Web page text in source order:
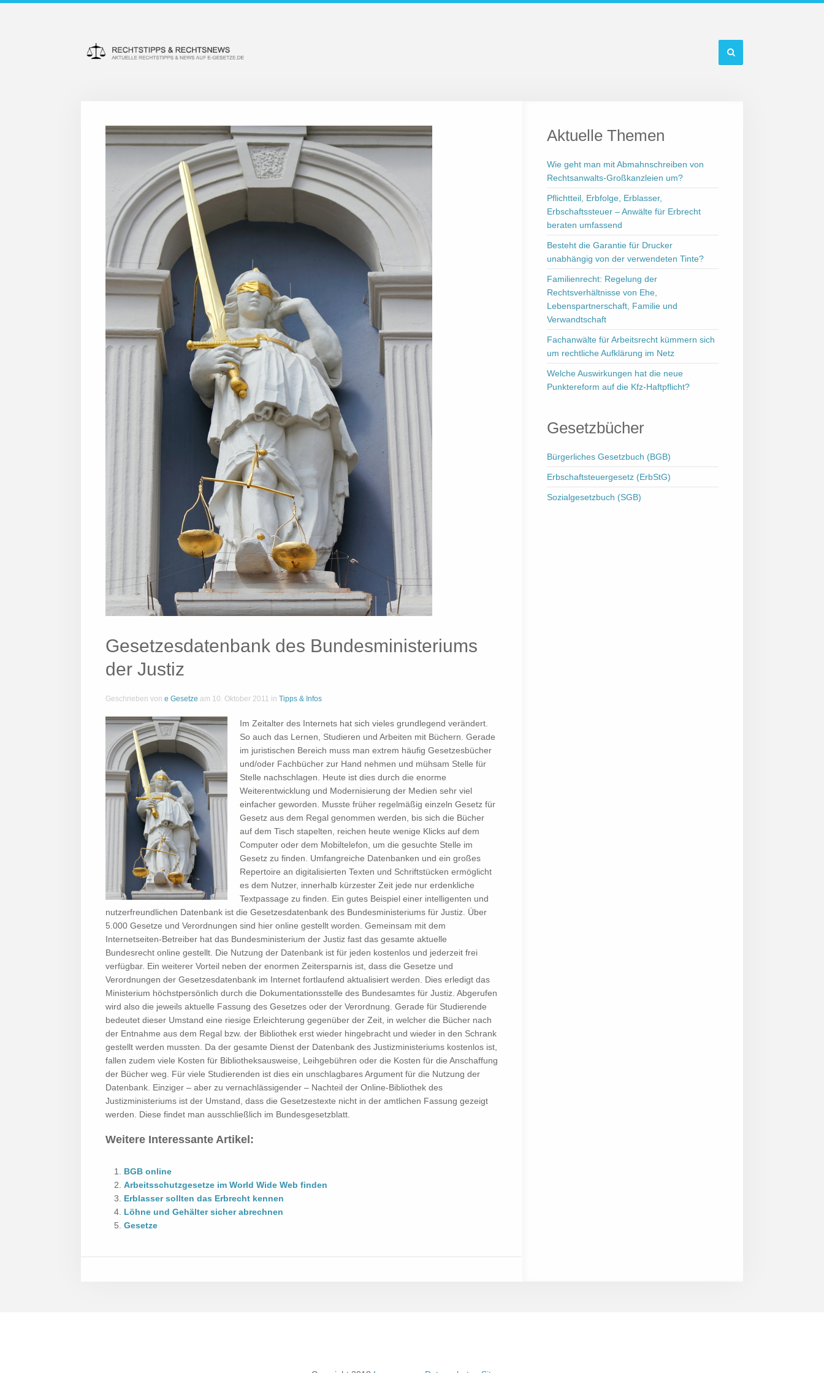
Gesetzesdatenbank des Bundesministeriums
der Justiz
Geschrieben von e Gesetze am 10. Oktober 2011 in Tipps & Infos
Im Zeitalter des Internets hat sich vieles grundlegend verändert.
So auch das Lernen, Studieren und Arbeiten mit Büchern. Gerade
im juristischen Bereich muss man extrem häufig Gesetzesbücher
und/oder Fachbücher zur Hand nehmen und mühsam Stelle für
Stelle nachschlagen. Heute ist dies durch die enorme
Weiterentwicklung und Modernisierung der Medien sehr viel
einfacher geworden. Musste früher regelmäßig einzeln Gesetz für
Gesetz aus dem Regal genommen werden, bis sich die Bücher
auf dem Tisch stapelten, reichen heute wenige Klicks auf dem
Computer oder dem Mobiltelefon, um die gesuchte Stelle im
Gesetz zu finden. Umfangreiche Datenbanken und ein großes
Repertoire an digitalisierten Texten und Schriftstücken ermöglicht
es dem Nutzer, innerhalb kürzester Zeit jede nur erdenkliche
Textpassage zu finden. Ein gutes Beispiel einer intelligenten und
nutzerfreundlichen Datenbank ist die Gesetzesdatenbank des Bundesministeriums für Justiz. Über
5.000 Gesetze und Verordnungen sind hier online gestellt worden. Gemeinsam mit dem
Internetseiten-Betreiber hat das Bundesministerium der Justiz fast das gesamte aktuelle
Bundesrecht online gestellt. Die Nutzung der Datenbank ist für jeden kostenlos und jederzeit frei
verfügbar. Ein weiterer Vorteil neben der enormen Zeitersparnis ist, dass die Gesetze und
Verordnungen der Gesetzesdatenbank im Internet fortlaufend aktualisiert werden. Dies erledigt das
Ministerium höchstpersönlich durch die Dokumentationsstelle des Bundesamtes für Justiz. Abgerufen
wird also die jeweils aktuelle Fassung des Gesetzes oder der Verordnung. Gerade für Studierende
bedeutet dieser Umstand eine riesige Erleichterung gegenüber der Zeit, in welcher die Bücher nach
der Entnahme aus dem Regal bzw. der Bibliothek erst wieder hingebracht und wieder in den Schrank
gestellt werden mussten. Da der gesamte Dienst der Datenbank des Justizministeriums kostenlos ist,
fallen zudem viele Kosten für Bibliotheksausweise, Leihgebühren oder die Kosten für die Anschaffung
der Bücher weg. Für viele Studierenden ist dies ein unschlagbares Argument für die Nutzung der
Datenbank. Einziger – aber zu vernachlässigender – Nachteil der Online-Bibliothek des
Justizministeriums ist der Umstand, dass die Gesetzestexte nicht in der amtlichen Fassung gezeigt
werden. Diese findet man ausschließlich im Bundesgesetzblatt.
Weitere Interessante Artikel:
BGB online
Arbeitsschutzgesetze im World Wide Web finden
Erblasser sollten das Erbrecht kennen
Löhne und Gehälter sicher abrechnen
Gesetze
Aktuelle Themen
Wie geht man mit Abmahnschreiben von
Rechtsanwalts-Großkanzleien um?
Pflichtteil, Erbfolge, Erblasser,
Erbschaftssteuer – Anwälte für Erbrecht
beraten umfassend
Besteht die Garantie für Drucker
unabhängig von der verwendeten Tinte?
Familienrecht: Regelung der
Rechtsverhältnisse von Ehe,
Lebenspartnerschaft, Familie und
Verwandtschaft
Fachanwälte für Arbeitsrecht kümmern sich
um rechtliche Aufklärung im Netz
Welche Auswirkungen hat die neue
Punktereform auf die Kfz-Haftpflicht?
Gesetzbücher
Bürgerliches Gesetzbuch (BGB)
Erbschaftsteuergesetz (ErbStG)
Sozialgesetzbuch (SGB)